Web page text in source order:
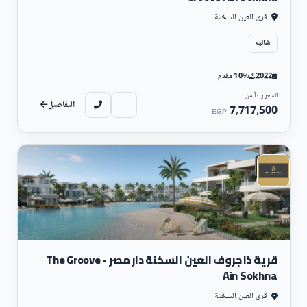
باعتبارها أحد أبرز الشركات في صناعة التطوير العقاري، تكون شركة دي إم للتطوير العقاري
دائمًا في الصدارة عندما يتعلق الأمر بتقديم مشاريع عقارية فريدة وذات جودة عالية التي
تلبي احتياجات العملاء وتحقق رضاهم التام. من خلال تحقيق أهدافها، تسهم الشركة
بشكل فعّال في تعزيز القطاع العقاري وتسهم في رفع مستوى الحياة في المجتمعات
مشروعات شركة دي إم
للتطوير العقاري
تقدم شركة دي إم للتطوير العقاري، واحدة من الشركات الرائدة في قطاع التطوير العقاري
في المنطقة، مجموعة واسعة من المشروعات الرائعة والمبتكرة. وتهدف الشركة إلى
تقديم حلول سكنية وتجارية عالية الجودة تلبي تطلعات الزبائن وتعزز من جودة الحياة.
أحد مشروعات شركة دي إم للتطوير العقاري الأبرز هو "قرية ذا جروف العين
السخنة"، وهو منتجع سكني فاخر يتمتع بموقع استراتيجي مثالي في قلب المدينة.
يتكون المشروع من مبانٍ سكنية عصرية تتميز بالتصاميم العصرية والتشطيبات الفاخرة. كما
يوفر المجمع مجموعة من الخدمات المميزة مثل مسابح ونوادي رياضية ومناطق
تعكس مشروعات شركة دي إم للتطوير العقاري التزامها بالتميز وإرضاء العملاء. حيث
تقوم الشركة بتطوير المشاريع بأحدث التقنيات والممارسات البيئية المستدامة، بهدف
تحقيق التوازن بين الحفاظ على البيئة وتلبية احتياجات السكان.
قرى العين السخنة
شاليه
2022 10% مقدم
السعر يبدأ من
7,717,500
EGP التفاصيل
سكني
قرية ذا جروف العين السخنة دار مصر - The Groove
Ain Sokhna
قرى العين السخنة